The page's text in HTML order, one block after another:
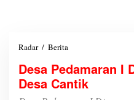
Radar / Berita
s
a
P
Desa Pedamaran I
Desa Cantik